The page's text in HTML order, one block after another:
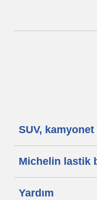
SUV,
Michelin lastik
Yardım